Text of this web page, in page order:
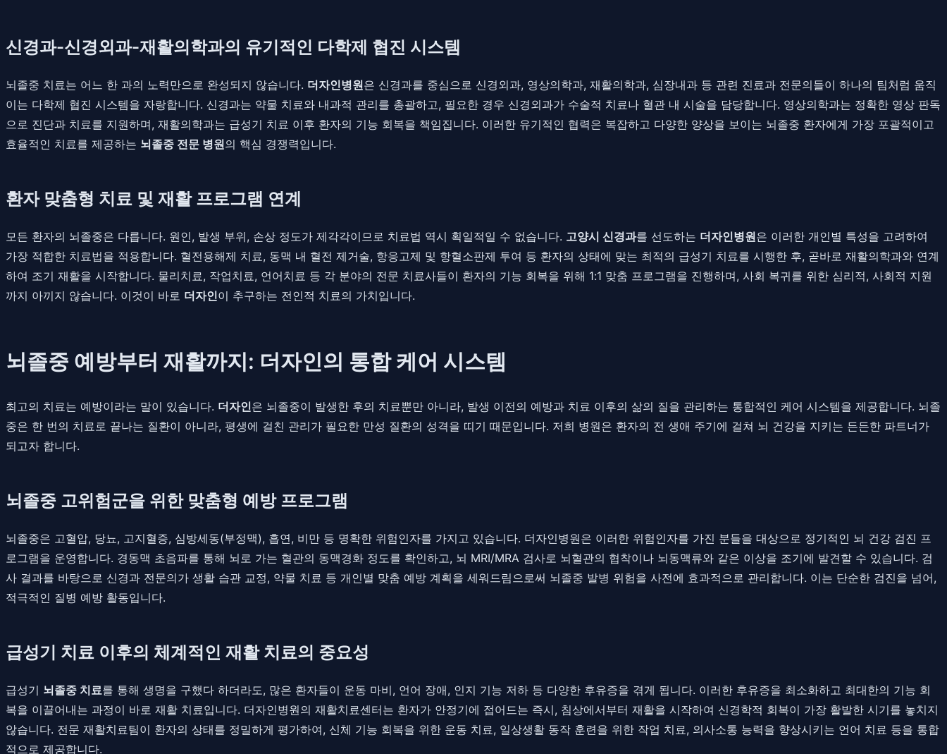
신경과-신경외과-재활의학과의 유기적인 다학제 협진 시스템
뇌졸중 치료는 어느 한 과의 노력만으로 완성되지 않습니다. 더자인병원은 신경과를 중심으로 신경외과, 영상의학과, 재활의학과, 심장내과 등 관련 진료과 전문의들이 하나의 팀처럼 움직
이는 다학제 협진 시스템을 자랑합니다. 신경과는 약물 치료와 내과적 관리를 총괄하고, 필요한 경우 신경외과가 수술적 치료나 혈관 내 시술을 담당합니다. 영상의학과는 정확한 영상 판독
으로 진단과 치료를 지원하며, 재활의학과는 급성기 치료 이후 환자의 기능 회복을 책임집니다. 이러한 유기적인 협력은 복잡하고 다양한 양상을 보이는 뇌졸중 환자에게 가장 포괄적이고
효율적인 치료를 제공하는 뇌졸중 전문 병원의 핵심 경쟁력입니다.
환자 맞춤형 치료 및 재활 프로그램 연계
모든 환자의 뇌졸중은 다릅니다. 원인, 발생 부위, 손상 정도가 제각각이므로 치료법 역시 획일적일 수 없습니다. 고양시 신경과를 선도하는 더자인병원은 이러한 개인별 특성을 고려하여
가장 적합한 치료법을 적용합니다. 혈전용해제 치료, 동맥 내 혈전 제거술, 항응고제 및 항혈소판제 투여 등 환자의 상태에 맞는 최적의 급성기 치료를 시행한 후, 곧바로 재활의학과와 연계
하여 조기 재활을 시작합니다. 물리치료, 작업치료, 언어치료 등 각 분야의 전문 치료사들이 환자의 기능 회복을 위해 1:1 맞춤 프로그램을 진행하며, 사회 복귀를 위한 심리적, 사회적 지원
까지 아끼지 않습니다. 이것이 바로 더자인이 추구하는 전인적 치료의 가치입니다.
뇌졸중 예방부터 재활까지: 더자인의 통합 케어 시스템
최고의 치료는 예방이라는 말이 있습니다. 더자인은 뇌졸중이 발생한 후의 치료뿐만 아니라, 발생 이전의 예방과 치료 이후의 삶의 질을 관리하는 통합적인 케어 시스템을 제공합니다. 뇌졸
중은 한 번의 치료로 끝나는 질환이 아니라, 평생에 걸친 관리가 필요한 만성 질환의 성격을 띠기 때문입니다. 저희 병원은 환자의 전 생애 주기에 걸쳐 뇌 건강을 지키는 든든한 파트너가
되고자 합니다.
뇌졸중 고위험군을 위한 맞춤형 예방 프로그램
뇌졸중은 고혈압, 당뇨, 고지혈증, 심방세동(부정맥), 흡연, 비만 등 명확한 위험인자를 가지고 있습니다. 더자인병원은 이러한 위험인자를 가진 분들을 대상으로 정기적인 뇌 건강 검진 프
로그램을 운영합니다. 경동맥 초음파를 통해 뇌로 가는 혈관의 동맥경화 정도를 확인하고, 뇌 MRI/MRA 검사로 뇌혈관의 협착이나 뇌동맥류와 같은 이상을 조기에 발견할 수 있습니다. 검
사 결과를 바탕으로 신경과 전문의가 생활 습관 교정, 약물 치료 등 개인별 맞춤 예방 계획을 세워드림으로써 뇌졸중 발병 위험을 사전에 효과적으로 관리합니다. 이는 단순한 검진을 넘어,
적극적인 질병 예방 활동입니다.
급성기 치료 이후의 체계적인 재활 치료의 중요성
급성기 뇌졸중 치료를 통해 생명을 구했다 하더라도, 많은 환자들이 운동 마비, 언어 장애, 인지 기능 저하 등 다양한 후유증을 겪게 됩니다. 이러한 후유증을 최소화하고 최대한의 기능 회
복을 이끌어내는 과정이 바로 재활 치료입니다. 더자인병원의 재활치료센터는 환자가 안정기에 접어드는 즉시, 침상에서부터 재활을 시작하여 신경학적 회복이 가장 활발한 시기를 놓치지
않습니다. 전문 재활치료팀이 환자의 상태를 정밀하게 평가하여, 신체 기능 회복을 위한 운동 치료, 일상생활 동작 훈련을 위한 작업 치료, 의사소통 능력을 향상시키는 언어 치료 등을 통합
적으로 제공합니다.